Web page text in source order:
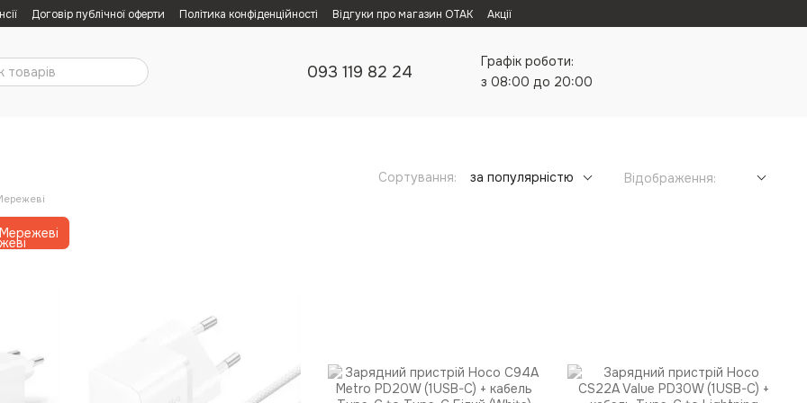
Договір публічної оферти Політика конфіденційності Відгуки про магазин ОТАК Акції
093 119 82 24
Графік роботи:
з 08:00 до 20:00
Сортування: за популярністю Відображення:
Мережеві